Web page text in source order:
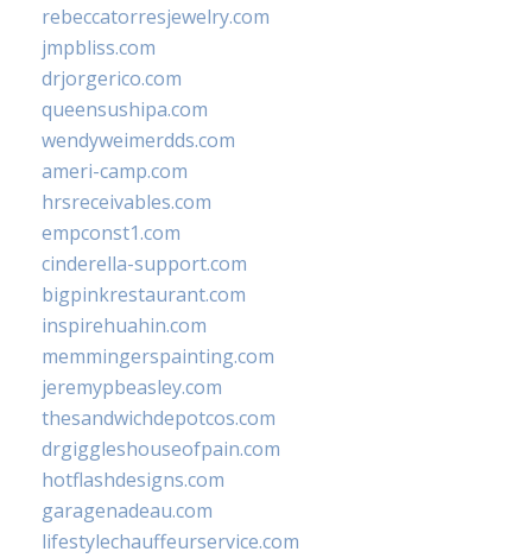
rebeccatorresjewelry.com
jmpbliss.com
drjorgerico.com
queensushipa.com
wendyweimerdds.com
ameri-camp.com
hrsreceivables.com
empconst1.com
cinderella-support.com
bigpinkrestaurant.com
inspirehuahin.com
memmingerspainting.com
jeremypbeasley.com
thesandwichdepotcos.com
drgiggleshouseofpain.com
hotflashdesigns.com
garagenadeau.com
lifestylechauffeurservice.com